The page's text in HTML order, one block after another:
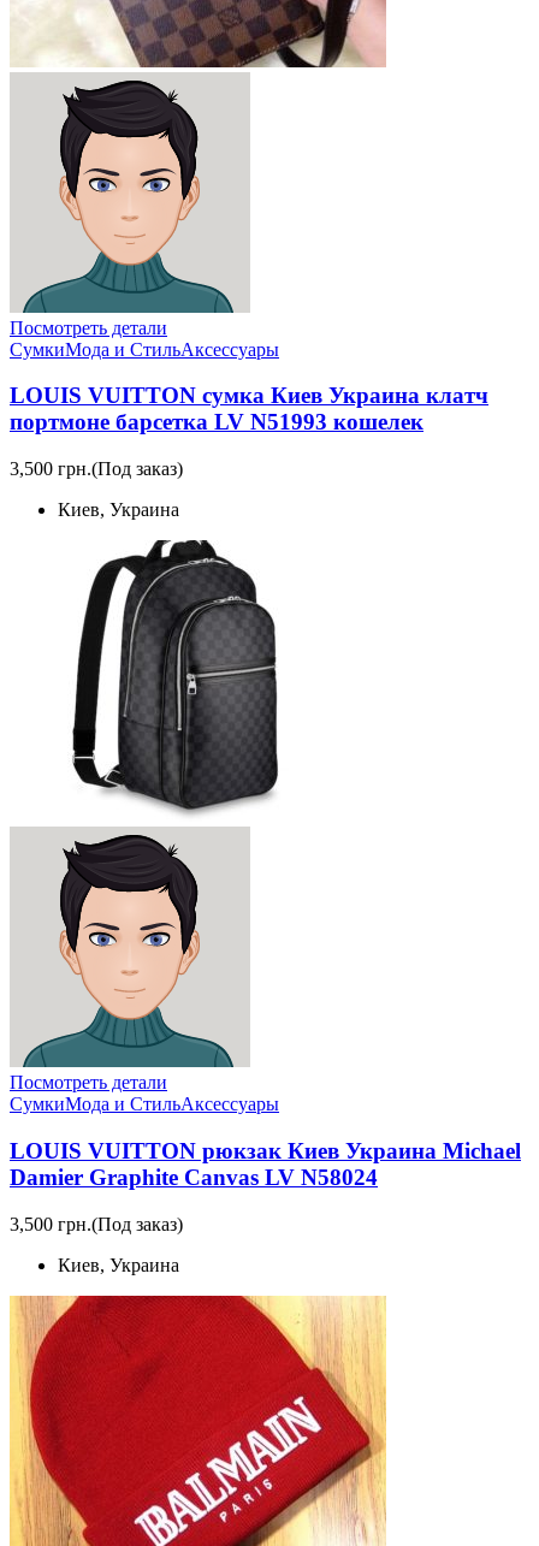
Посмотреть детали
СумкиМода и СтильАксессуары
LOUIS VUITTON сумка Киев Украина клатч
портмоне барсетка LV N51993 кошелек
3,500 грн.(Под заказ)
Киев, Украина
Посмотреть детали
СумкиМода и СтильАксессуары
LOUIS VUITTON рюкзак Киев Украина Michael
Damier Graphite Canvas LV N58024
3,500 грн.(Под заказ)
Киев, Украина